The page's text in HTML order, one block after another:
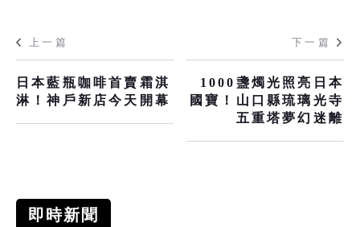
上一篇
日本藍瓶咖啡首賣霜淇
淋！神戶新店今天開幕
下一篇
1000盞燭光照亮日本
國寶！山口縣琉璃光寺
五重塔夢幻迷離
即時新聞